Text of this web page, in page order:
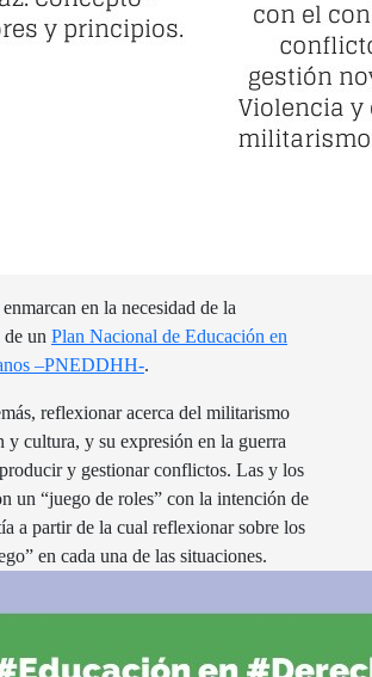
en la necesidad de la
un Plan Nacional de Educación en
–PNEDDHH-.
reflexionar acerca del militarismo
y cultura, y su expresión en la guerra
y gestionar conflictos. Las y los
un “juego de roles” con la intención de
a partir de la cual reflexionar sobre los
en cada una de las situaciones.